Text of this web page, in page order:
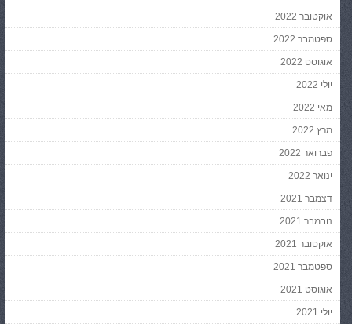
אוקטובר 2022
ספטמבר 2022
אוגוסט 2022
יולי 2022
מאי 2022
מרץ 2022
פברואר 2022
ינואר 2022
דצמבר 2021
נובמבר 2021
אוקטובר 2021
ספטמבר 2021
אוגוסט 2021
יולי 2021